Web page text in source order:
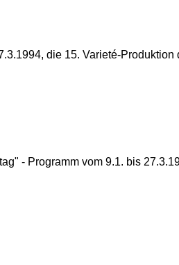
die 15. Varieté-
- Programm vom 9.1. bis